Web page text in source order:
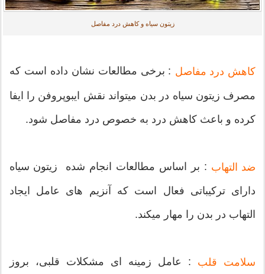
زیتون سیاه و کاهش درد مفاصل
کاهش درد مفاصل : برخی مطالعات نشان داده است که
مصرف زیتون سیاه در بدن میتواند نقش ایبوپروفن را ایفا
کرده و باعث کاهش درد به خصوص درد مفاصل شود.
ضد التهاب : بر اساس مطالعات انجام شده زیتون سیاه
دارای ترکیباتی فعال است که آنزیم های عامل ایجاد
التهاب در بدن را مهار میکند.
سلامت قلب : عامل زمینه ای مشکلات قلبی، بروز